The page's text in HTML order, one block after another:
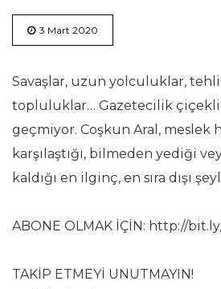
3 Mart 2020
Savaşlar, uzun yolculuklar,
topluluklar… Gazetecilik çiçekli
geçmiyor. Coşkun Aral, meslek
karşılaştığı, bilmeden yediği
kaldığı en ilginç, en sıra dışı
ABONE OLMAK İÇİN: http://
TAKİP ETMEYİ UNUTMAYIN!